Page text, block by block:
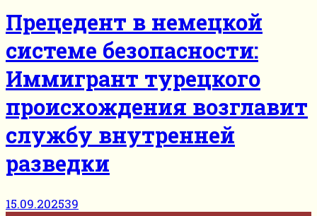
Прецедент в немецкой
системе безопасности:
Иммигрант турецкого
происхождения возглавит
службу внутренней
разведки
15.09.202539